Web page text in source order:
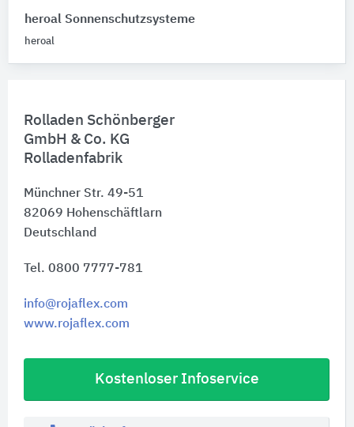
Rolladen Schönberger
GmbH & Co. KG
Rolladenfabrik
Münchner Str. 49-51
82069 Hohenschäftlarn
Deutschland
Tel. 0800 7777-781
info@rojaflex.com
www.rojaflex.com
Kostenloser Infoservice
heroal Sonnenschutzsysteme
heroal